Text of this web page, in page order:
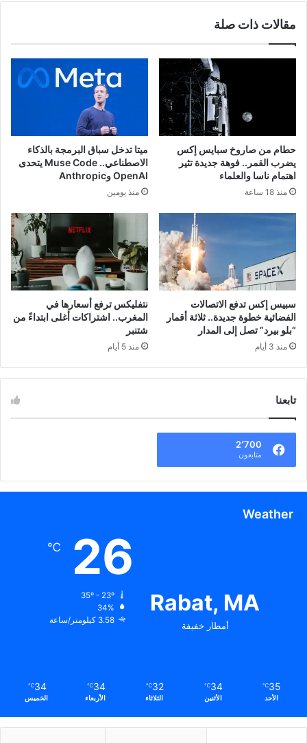
مقالات ذات صلة
حطام من صاروخ سبايس إكس
يضرب القمر.. فوهة جديدة تثير
اهتمام ناسا والعلماء
منذ 18 ساعة
ميتا تدخل سباق البرمجة بالذكاء
الاصطناعي.. Muse Code يتحدى
OpenAI وAnthropic
منذ يومين
سبيس إكس تدفع الاتصالات
الفضائية خطوة جديدة.. ثلاثة أقمار
“بلو بيرد” تصل إلى المدار
منذ 3 أيام
نتفليكس ترفع أسعارها في
المغرب.. اشتراكات أغلى ابتداءً من
شتنبر
منذ 5 أيام
تابعنا
2٬700
متابعون
Weather
Rabat, MA
أمطار خفيفة
26
℃
34%
3.58 كيلومتر/ساعة
35
℃
الأحد
34
℃
الأثنين
32
℃
الثلاثاء
34
℃
الأربعاء
34
℃
الخميس